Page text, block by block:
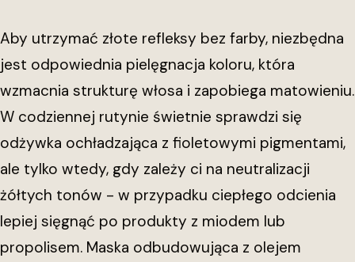
Aby utrzymać złote refleksy bez farby, niezbędna
jest odpowiednia pielęgnacja koloru, która
wzmacnia strukturę włosa i zapobiega matowieniu.
W codziennej rutynie świetnie sprawdzi się
odżywka ochładzająca z fioletowymi pigmentami,
ale tylko wtedy, gdy zależy ci na neutralizacji
żółtych tonów - w przypadku ciepłego odcienia
lepiej sięgnąć po produkty z miodem lub
propolisem. Maska odbudowująca z olejem